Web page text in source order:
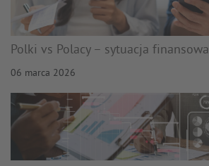
Polki vs Polacy – sytuacja finansowa
06 marca 2026